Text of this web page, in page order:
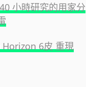
小時研究的用家分
Horizon 6皮 重現